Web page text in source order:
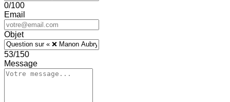
0/100
Email
Objet
53/150
Message